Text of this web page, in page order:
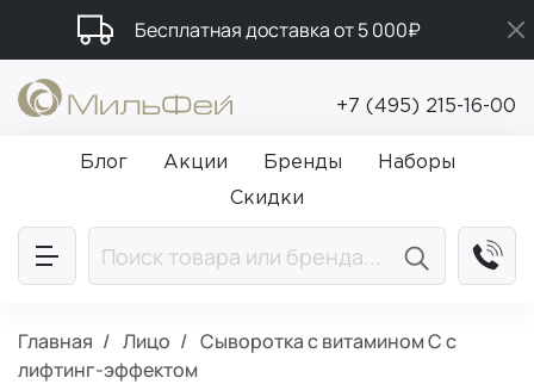
Бесплатная доставка от 5 000₽
Промокод ПРИВЕТ
Подарки в каждый заказ от 5 000₽
+7 (495) 215-16-00
Блог Акции Бренды
Наборы
Скидки
Главная Лицо
Сыворотка с витамином С с
лифтинг-эффектом